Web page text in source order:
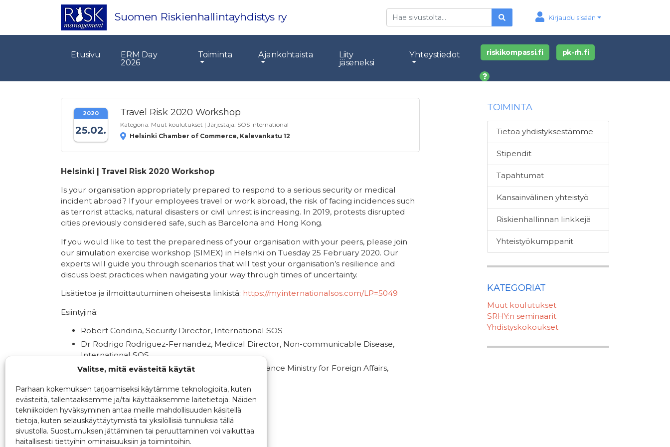
Valitse, mitä evästeitä käytät
Parhaan kokemuksen tarjoamiseksi käytämme teknologioita, kuten
evästeitä, tallentaaksemme ja/tai käyttääksemme laitetietoja. Näiden
tekniikoiden hyväksyminen antaa meille mahdollisuuden käsitellä
tietoja, kuten selauskäyttäytymistä tai yksilöllisiä tunnuksia tällä
sivustolla. Suostumuksen jättäminen tai peruuttaminen voi vaikuttaa
haitallisesti tiettyihin ominaisuuksiin ja toimintoihin.
Suomen Riskienhallintayhdistys ry Kirjaudu sisään
Etsi
Etusivu
ERM Day
2026
Toiminta Ajankohtaista
Liity
jäseneksi
Yhteystiedot riskikompassi.fi pk-rh.fi
2020
25.02.
Travel Risk 2020 Workshop
Kategoria: Muut koulutukset | Järjestäjä: SOS International
Helsinki Chamber of Commerce, Kalevankatu 12
Helsinki | Travel Risk 2020 Workshop
Is your organisation appropriately prepared to respond to a serious security or medical
incident abroad? If your employees travel or work abroad, the risk of facing incidences such
as terrorist attacks, natural disasters or civil unrest is increasing. In 2019, protests disrupted
cities previously considered safe, such as Barcelona and Hong Kong.
If you would like to test the preparedness of your organisation with your peers, please join
our simulation exercise workshop (SIMEX) in Helsinki on Tuesday 25 February 2020. Our
experts will guide you through scenarios that will test your organisation’s resilience and
discuss best practices when navigating your way through times of uncertainty.
Lisätietoa ja ilmoittautuminen oheisesta linkistä: https://my.internationalsos.com/LP=5049
Esiintyjinä:
Robert Condina, Security Director, International SOS
Dr Rodrigo Rodriguez-Fernandez, Medical Director, Non-communicable Disease,
International SOS
Antti Putkonen, Director, Unit for Consular Assistance Ministry for Foreign Affairs,
TOIMINTA
Tietoa yhdistyksestämme
Stipendit
Tapahtumat
Kansainvälinen yhteistyö
Riskienhallinnan linkkejä
Yhteistyökumppanit
KATEGORIAT
Muut koulutukset
SRHY:n seminaarit
Yhdistyskokoukset